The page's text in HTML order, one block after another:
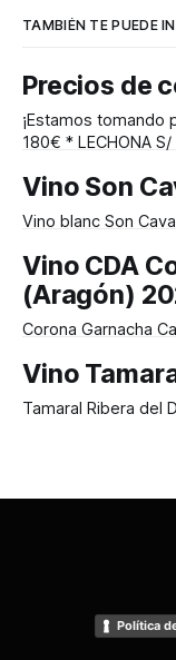
TAMBIÉN TE PUEDE
Precios de
¡Estamos tomando pedidos! * LECHONA
180€ * LECHONA S/ PATATAS — 170€ * PAVITA PEQUEÑA
PAVO 7/8 KG CON
PERSONAS) — 60€ * PIERNA DE CORDERO S/ PATATAS —
50€ * PATO
Vino Son
Vino CDA
(Aragón)
Vino
Política